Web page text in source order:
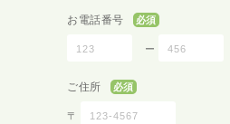
お電話番号 必須
ー
ご住所 必須
〒